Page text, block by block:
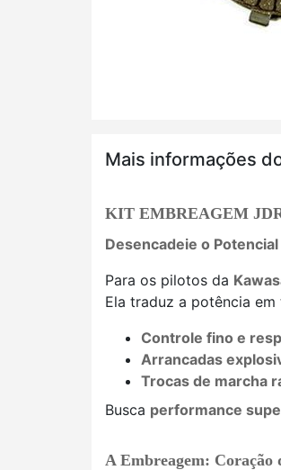
Mais informações
KIT EMBREAGEM
Desencadeie o
Para os pilotos da
Ela traduz a potência
Controle fino e
Arrancadas
Trocas de marcha
Busca performance
A Embreagem: Coração